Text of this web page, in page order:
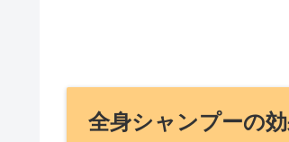
全身シャンプーの